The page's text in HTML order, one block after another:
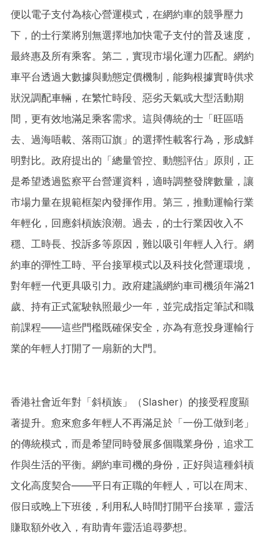
便以電子支付為核心營運模式，在網約車的競爭壓力
下，的士行業將別無選擇地加快電子支付的普及速度，
最終惠及所有乘客。第二，實現市場化運力匹配。網約
車平台透過大數據與動態定價機制，能夠根據實時供求
狀況調配車輛，在繁忙時段、惡劣天氣或大型活動期
間，更有效地滿足乘客需求。這與傳統的士「旺區唔
去、過海唔載、落雨冚旗」的選擇性載客行為，形成鮮
明對比。政府提出的「總量管控、動態評估」原則，正
是希望透過監察平台營運資料，適時調整發牌數量，讓
市場力量在規範框架內發揮作用。第三，推動運輸行業
年輕化，回應斜槓族浪潮。過去，的士行業因收入不
穩、工時長、投訴多等原因，難以吸引年輕人入行。網
約車的彈性工時、平台接單模式以及科技化營運環境，
對年輕一代更具吸引力。政府建議網約車司機須年滿21
歲、持有正式駕駛執照最少一年，並完成指定筆試和職
前課程——這些門檻既確保安全，亦為有意投身運輸行
業的年輕人打開了一扇新的大門。
香港社會近年對「斜槓族」（Slasher）的接受程度顯
著提升。愈來愈多年輕人不再滿足於「一份工做到老」
的傳統模式，而是希望同時發展多個職業身份，追求工
作與生活的平衡。網約車司機的身份，正好與這種斜槓
文化高度契合——平日有正職的年輕人，可以在周末、
假日或晚上下班後，利用私人時間打開平台接單，靈活
賺取額外收入，有助青年靈活追尋夢想。